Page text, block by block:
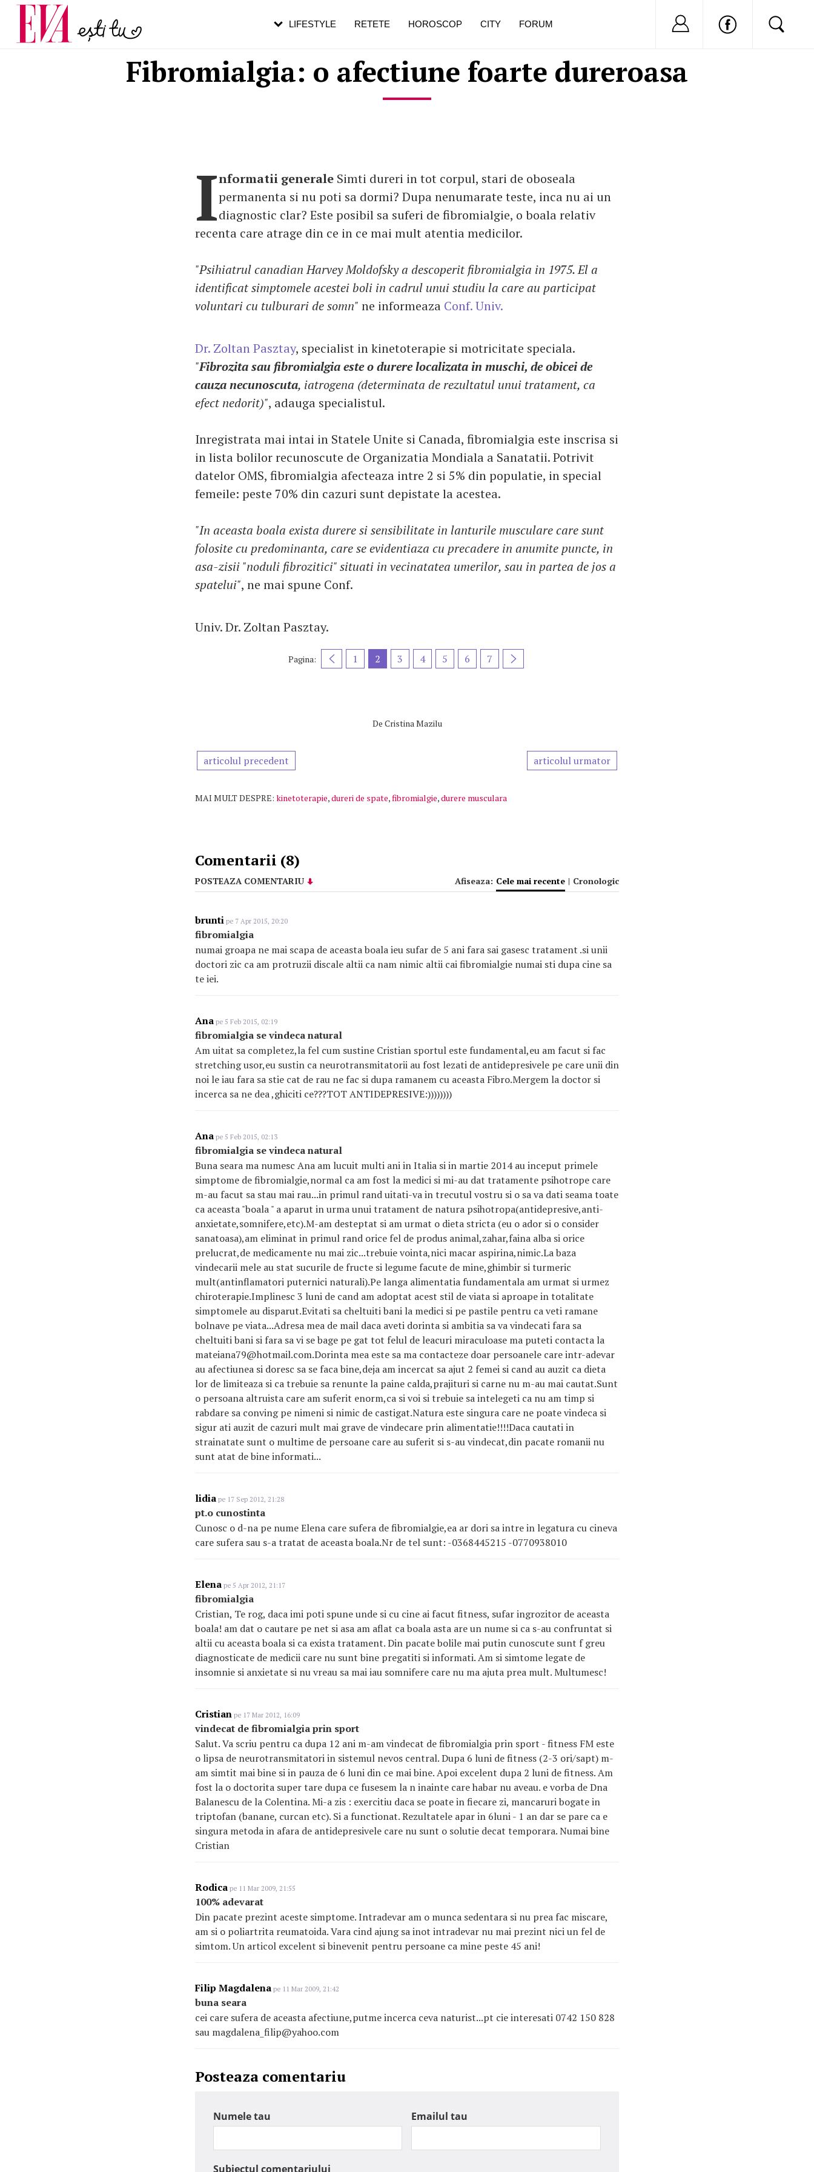
Fibromialgia: o afectiune foarte dureroasa
Informatii generale Simti dureri in tot corpul, stari de oboseala
permanenta si nu poti sa dormi? Dupa nenumarate teste, inca nu ai un
diagnostic clar? Este posibil sa suferi de fibromialgie, o boala relativ
recenta care atrage din ce in ce mai mult atentia medicilor.
"Psihiatrul canadian Harvey Moldofsky a descoperit fibromialgia in 1975. El a
identificat simptomele acestei boli in cadrul unui studiu la care au participat
voluntari cu tulburari de somn" ne informeaza Conf. Univ.
Dr. Zoltan Pasztay, specialist in kinetoterapie si motricitate speciala.
"Fibrozita sau fibromialgia este o durere localizata in muschi, de obicei de
cauza necunoscuta, iatrogena (determinata de rezultatul unui tratament, ca
efect nedorit)", adauga specialistul.
Inregistrata mai intai in Statele Unite si Canada, fibromialgia este inscrisa si
in lista bolilor recunoscute de Organizatia Mondiala a Sanatatii. Potrivit
datelor OMS, fibromialgia afecteaza intre 2 si 5% din populatie, in special
femeile: peste 70% din cazuri sunt depistate la acestea.
"In aceasta boala exista durere si sensibilitate in lanturile musculare care sunt
folosite cu predominanta, care se evidentiaza cu precadere in anumite puncte, in
asa-zisii "noduli fibrozitici" situati in vecinatatea umerilor, sau in partea de jos a
spatelui", ne mai spune Conf.
Univ. Dr. Zoltan Pasztay.
Pagina: 1 2 3 4 5 6 7
De Cristina Mazilu
articolul precedent articolul urmator
MAI MULT DESPRE: kinetoterapie,dureri de spate,fibromialgie,durere musculara
Comentarii (8)
POSTEAZA COMENTARIU Afiseaza: Cele mai recente | Cronologic
brunti pe 7 Apr 2015, 20:20
fibromialgia
numai groapa ne mai scapa de aceasta boala ieu sufar de 5 ani fara sai gasesc tratament .si unii
doctori zic ca am protruzii discale altii ca nam nimic altii cai fibromialgie numai sti dupa cine sa
te iei.
Ana pe 5 Feb 2015, 02:19
fibromialgia se vindeca natural
Am uitat sa completez,la fel cum sustine Cristian sportul este fundamental,eu am facut si fac
stretching usor,eu sustin ca neurotransmitatorii au fost lezati de antidepresivele pe care unii din
noi le iau fara sa stie cat de rau ne fac si dupa ramanem cu aceasta Fibro.Mergem la doctor si
incerca sa ne dea ,ghiciti ce???TOT ANTIDEPRESIVE:))))))))
Ana pe 5 Feb 2015, 02:13
fibromialgia se vindeca natural
Buna seara ma numesc Ana am lucuit multi ani in Italia si in martie 2014 au inceput primele
simptome de fibromialgie,normal ca am fost la medici si mi-au dat tratamente psihotrope care
m-au facut sa stau mai rau...in primul rand uitati-va in trecutul vostru si o sa va dati seama toate
ca aceasta "boala " a aparut in urma unui tratament de natura psihotropa(antidepresive,anti-
anxietate,somnifere,etc).M-am desteptat si am urmat o dieta stricta (eu o ador si o consider
sanatoasa),am eliminat in primul rand orice fel de produs animal,zahar,faina alba si orice
prelucrat,de medicamente nu mai zic...trebuie vointa,nici macar aspirina,nimic.La baza
vindecarii mele au stat sucurile de fructe si legume facute de mine,ghimbir si turmeric
mult(antinflamatori puternici naturali).Pe langa alimentatia fundamentala am urmat si urmez
chiroterapie.Implinesc 3 luni de cand am adoptat acest stil de viata si aproape in totalitate
simptomele au disparut.Evitati sa cheltuiti bani la medici si pe pastile pentru ca veti ramane
bolnave pe viata...Adresa mea de mail daca aveti dorinta si ambitia sa va vindecati fara sa
cheltuiti bani si fara sa vi se bage pe gat tot felul de leacuri miraculoase ma puteti contacta la
mateiana79@hotmail.com.Dorinta mea este sa ma contacteze doar persoanele care intr-adevar
au afectiunea si doresc sa se faca bine,deja am incercat sa ajut 2 femei si cand au auzit ca dieta
lor de limiteaza si ca trebuie sa renunte la paine calda,prajituri si carne nu m-au mai cautat.Sunt
o persoana altruista care am suferit enorm,ca si voi si trebuie sa intelegeti ca nu am timp si
rabdare sa conving pe nimeni si nimic de castigat.Natura este singura care ne poate vindeca si
sigur ati auzit de cazuri mult mai grave de vindecare prin alimentatie!!!!Daca cautati in
strainatate sunt o multime de persoane care au suferit si s-au vindecat,din pacate romanii nu
sunt atat de bine informati...
lidia pe 17 Sep 2012, 21:28
pt.o cunostinta
Cunosc o d-na pe nume Elena care sufera de fibromialgie,ea ar dori sa intre in legatura cu cineva
care sufera sau s-a tratat de aceasta boala.Nr de tel sunt: -0368445215 -0770938010
Elena pe 5 Apr 2012, 21:17
fibromialgia
Cristian, Te rog, daca imi poti spune unde si cu cine ai facut fitness, sufar ingrozitor de aceasta
boala! am dat o cautare pe net si asa am aflat ca boala asta are un nume si ca s-au confruntat si
altii cu aceasta boala si ca exista tratament. Din pacate bolile mai putin cunoscute sunt f greu
diagnosticate de medicii care nu sunt bine pregatiti si informati. Am si simtome legate de
insomnie si anxietate si nu vreau sa mai iau somnifere care nu ma ajuta prea mult. Multumesc!
Cristian pe 17 Mar 2012, 16:09
vindecat de fibromialgia prin sport
Salut. Va scriu pentru ca dupa 12 ani m-am vindecat de fibromialgia prin sport - fitness FM este
o lipsa de neurotransmitatori in sistemul nevos central. Dupa 6 luni de fitness (2-3 ori/sapt) m-
am simtit mai bine si in pauza de 6 luni din ce mai bine. Apoi excelent dupa 2 luni de fitness. Am
fost la o doctorita super tare dupa ce fusesem la n inainte care habar nu aveau. e vorba de Dna
Balanescu de la Colentina. Mi-a zis : exercitiu daca se poate in fiecare zi, mancaruri bogate in
triptofan (banane, curcan etc). Si a functionat. Rezultatele apar in 6luni - 1 an dar se pare ca e
singura metoda in afara de antidepresivele care nu sunt o solutie decat temporara. Numai bine
Cristian
Rodica pe 11 Mar 2009, 21:55
100% adevarat
Din pacate prezint aceste simptome. Intradevar am o munca sedentara si nu prea fac miscare,
am si o poliartrita reumatoida. Vara cind ajung sa inot intradevar nu mai prezint nici un fel de
simtom. Un articol excelent si binevenit pentru persoane ca mine peste 45 ani!
Filip Magdalena pe 11 Mar 2009, 21:42
buna seara
cei care sufera de aceasta afectiune,putme incerca ceva naturist...pt cie interesati 0742 150 828
sau magdalena_filip@yahoo.com
Posteaza comentariu
Numele tau Emailul tau
Subiectul comentariului
LIFESTYLE RETETE HOROSCOP CITY FORUM Nu ai cont?
Carieră
Actualitate
pe măsură ce înaintezi în vârstă